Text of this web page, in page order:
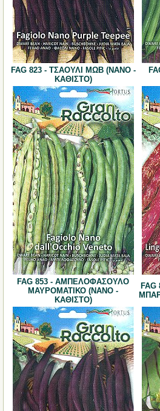
FAG 823 - ΤΣΑΟΥΛΙ ΜΩΒ (ΝΑΝΟ -
ΚΑΘΙΣΤΟ)
FAG 853 - ΑΜΠΕΛΟΦΑΣΟΥΛΟ
ΜΑΥΡΟΜΑΤΙΚΟ (ΝΑΝΟ -
ΚΑΘΙΣΤΟ)